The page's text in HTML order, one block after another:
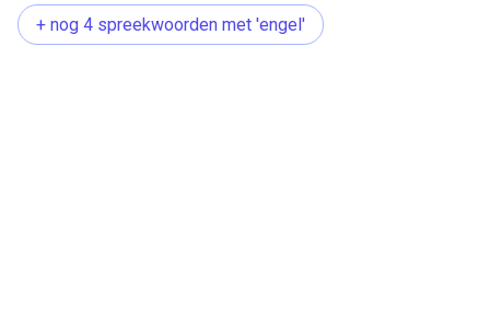
+ nog 4 spreekwoorden met 'engel'